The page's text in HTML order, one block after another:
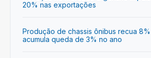
20% nas exportações
Produção de chassis ônibus recua
acumula queda de 3% no ano